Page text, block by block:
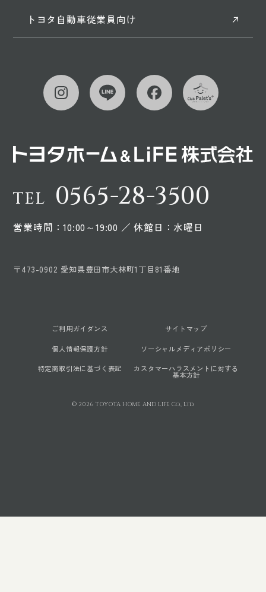
トヨタ自動車従業員向け
TEL 0565-28-3500
営業時間：10:00～19:00 ／ 休館日：水曜日
〒473-0902 愛知県豊田市大林町1丁目81番地
ご利用ガイダンス サイトマップ
個人情報保護方針 ソーシャルメディアポリシー
特定商取引法に基づく表記 カスタマーハラスメントに対する
基本方針
© 2026 TOYOTA HOME AND LIFE Co., Ltd.